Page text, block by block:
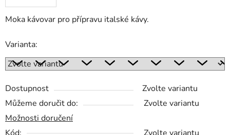
Moka kávovar pro přípravu italské kávy.
Varianta:
Dostupnost
Zvolte variantu
Můžeme doručit do:
Zvolte variantu
Možnosti doručení